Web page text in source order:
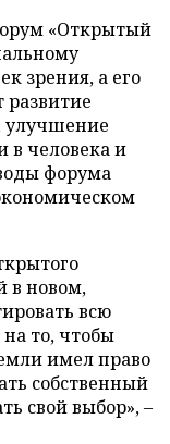
«Открытый
зрения, а его
развитие
улучшение
в человека и
форума
в новом,
всю
то, чтобы
имел право
собственный
свой выбор», –